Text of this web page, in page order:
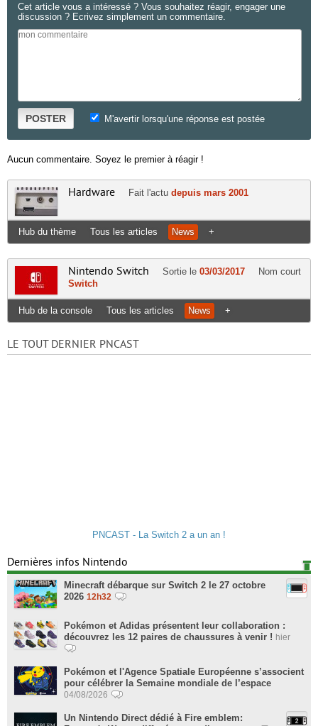
Cet article vous a intéressé ? Vous souhaitez réagir, engager une
discussion ? Ecrivez simplement un commentaire.
POSTER M'avertir lorsqu'une réponse est postée
Aucun commentaire. Soyez le premier à réagir !
Hardware Fait l'actu depuis mars 2001
Hub du thème Tous les articles News +
Nintendo Switch Sortie le 03/03/2017
Nom court
Switch
Hub de la console Tous les articles News +
LE TOUT DERNIER PNCAST
PNCAST - La Switch 2 a un an !
Dernières infos Nintendo
Minecraft débarque sur Switch 2 le 27 octobre
2026 12h32
Pokémon et Adidas présentent leur collaboration :
découvrez les 12 paires de chaussures à venir ! hier
Pokémon et l'Agence Spatiale Européenne s’associent
pour célébrer la Semaine mondiale de l’espace
04/08/2026
Un Nintendo Direct dédié à Fire emblem: